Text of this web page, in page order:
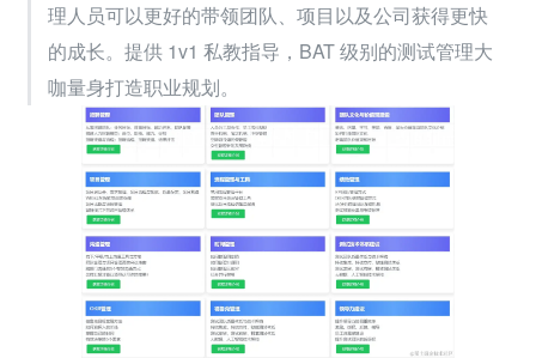
理人员可以更好的带领团队、项目以及公司获得更快
的成长。提供 1v1 私教指导，BAT 级别的测试管理大
咖量身打造职业规划。